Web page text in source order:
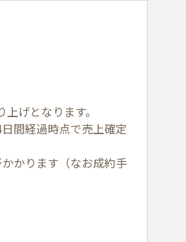
げとなります。
間経過時点で売上確定
かります（なお成約手